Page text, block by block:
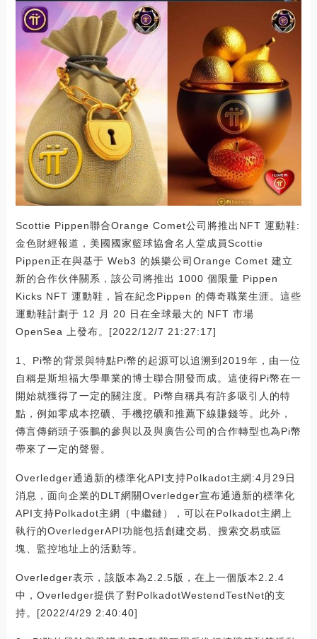
Scottie Pippen聯合Orange Comet公司將推出NFT 運動鞋:
金色財經報道，美國國家籃球協會名人堂成員Scottie
Pippen正在與基于 Web3 的娛樂公司Orange Comet 建立
新的合作伙伴關系，該公司將推出 1000 個限量 Pippen
Kicks NFT 運動鞋，旨在紀念Pippen 的傳奇職業生涯。這些
運動鞋計劃于 12 月 20 日在全球最大的 NFT 市場
OpenSea 上發布。[2022/12/7 21:27:17]
1、Pi幣的背景與特點Pi幣的起源可以追溯到2019年，由一位
自稱是斯坦福大學畢業的博士聯合開發而成。這使得Pi幣在一
開始就獲得了一定的關注度。Pi幣自稱具有許多吸引人的特
點，例如零成本挖礦、手機挖礦和推薦下線賺錢等。此外，
傳言傳銷頭子張鵬的參與以及與廣告公司的合作轉型也為Pi幣
帶來了一定的聲譽。
Overledger通過新的標準化API支持Polkadot主網:4月29日
消息，面向企業的DLT網關Overledger宣布通過新的標準化
API支持Polkadot主網（中繼鏈），可以在Polkadot主網上
執行的OverledgerAPI功能包括創建交易、搜索交易或區
塊、監控地址上的活動等。
Overledger表示，該版本為2.2.5版，在上一個版本2.2.4
中，Overledger提供了對PolkadotWestendTestNet的支
持。[2022/4/29 2:40:40]